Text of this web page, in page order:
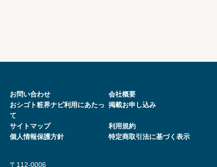
お問い合わせ
会社概要
おシゴト粧界ナビ利用にあたっ
て
掲載お申し込み
サイトマップ
利用規約
個人情報保護方針
特定商取引法に基づく表⽰
〒112-0006